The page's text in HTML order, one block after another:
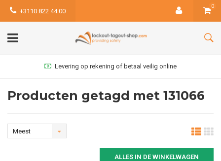
+3110 822 44 00
0
Levering op rekening of betaal veilig online
Producten getagd met 131066
Meest
ALLES IN DE WINKELWAGEN